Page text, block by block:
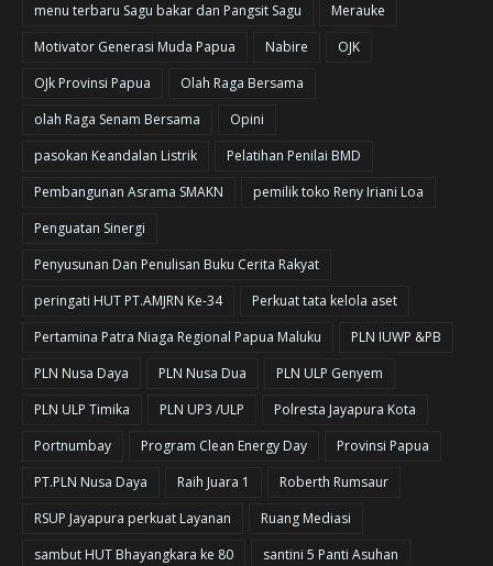
menu terbaru Sagu bakar dan Pangsit Sagu
Merauke
Motivator Generasi Muda Papua
Nabire
OJK
OJk Provinsi Papua
Olah Raga Bersama
olah Raga Senam Bersama
Opini
pasokan Keandalan Listrik
Pelatihan Penilai BMD
Pembangunan Asrama SMAKN
pemilik toko Reny Iriani Loa
Penguatan Sinergi
Penyusunan Dan Penulisan Buku Cerita Rakyat
peringati HUT PT.AMJRN Ke-34
Perkuat tata kelola aset
Pertamina Patra Niaga Regional Papua Maluku
PLN IUWP &PB
PLN Nusa Daya
PLN Nusa Dua
PLN ULP Genyem
PLN ULP Timika
PLN UP3 /ULP
Polresta Jayapura Kota
Portnumbay
Program Clean Energy Day
Provinsi Papua
PT.PLN Nusa Daya
Raih Juara 1
Roberth Rumsaur
RSUP Jayapura perkuat Layanan
Ruang Mediasi
sambut HUT Bhayangkara ke 80
santini 5 Panti Asuhan